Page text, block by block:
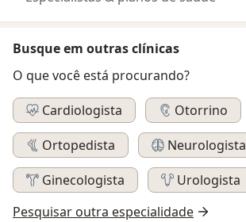
Busque em outras clínicas
O que você está procurando?
Cardiologista
Otorrino
Ortopedista
Neurologista
Ginecologista
Urologista
Pesquisar outra especialidade